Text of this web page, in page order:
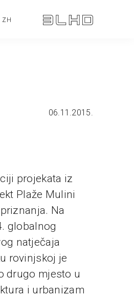
ZH
06.11.2015.
projekata iz
Plaže Mulini
Na
globalnog
natječaja
rovinjskoj je
drugo mjesto u
i urbanizam